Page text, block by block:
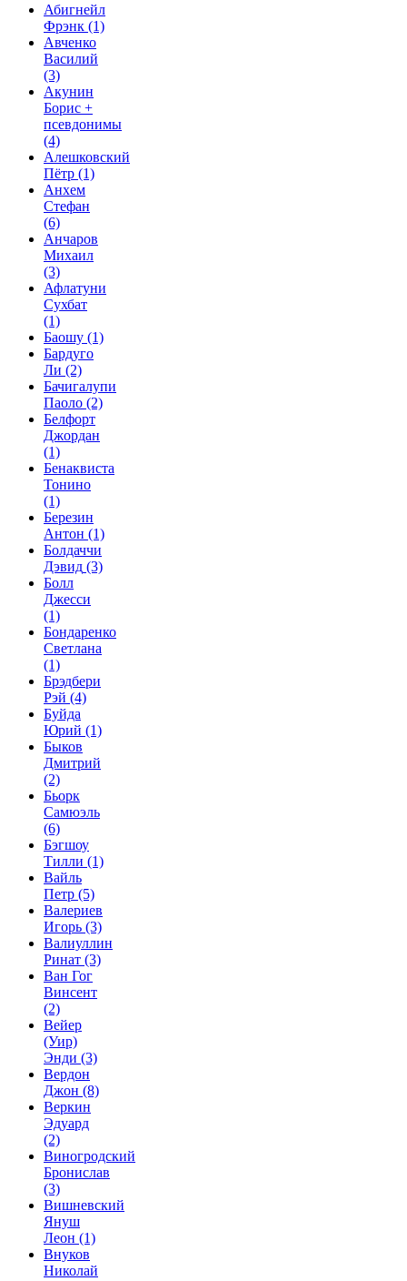
Абигнейл
Фрэнк (1)
Авченко
Василий
(3)
Акунин
Борис +
псевдонимы
(4)
Алешковский
Пётр (1)
Анхем
Стефан
(6)
Анчаров
Михаил
(3)
Афлатуни
Сухбат
(1)
Баошу (1)
Бардуго
Ли (2)
Бачигалупи
Паоло (2)
Белфорт
Джордан
(1)
Бенаквиста
Тонино
(1)
Березин
Антон (1)
Болдаччи
Дэвид (3)
Болл
Джесси
(1)
Бондаренко
Светлана
(1)
Брэдбери
Рэй (4)
Буйда
Юрий (1)
Быков
Дмитрий
(2)
Бьорк
Самюэль
(6)
Бэгшоу
Тилли (1)
Вайль
Петр (5)
Валериев
Игорь (3)
Валиуллин
Ринат (3)
Ван Гог
Винсент
(2)
Вейер
(Уир)
Энди (3)
Вердон
Джон (8)
Веркин
Эдуард
(2)
Виногродский
Бронислав
(3)
Вишневский
Януш
Леон (1)
Внуков
Николай